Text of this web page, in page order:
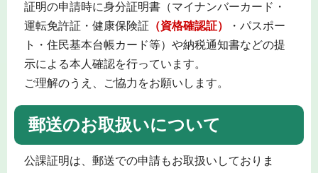
証明の申請時に身分証明書（マイナンバーカード・
運転免許証・健康保険証 （資格確認証）
・パスポー
ト・住民基本台帳カード等）や納税通知書などの提
示による本人確認を行っています。
ご理解のうえ、ご協力をお願いします。
郵送のお取扱いについて
公課証明は、郵送での申請もお取扱いしておりま